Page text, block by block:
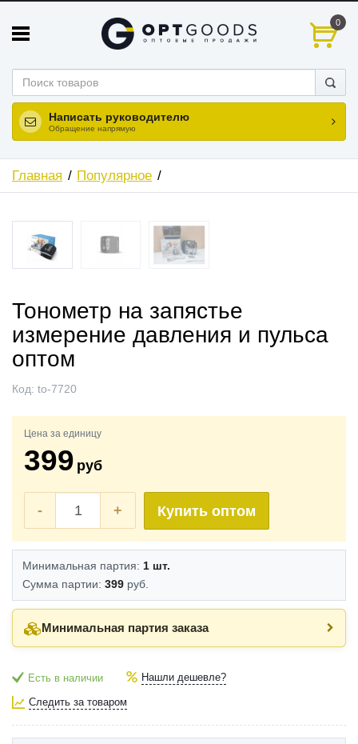
0
Написать руководителю
Обращение напрямую
Главная Популярное
Тонометр на запястье
измерение давления и пульса
оптом
Код: to-7720
Цена за единицу
399 руб
- + Купить оптом
Минимальная партия: 1 шт.
Сумма партии: 399 руб.
Минимальная партия заказа
Есть в наличии Нашли дешевле?
Следить за товаром